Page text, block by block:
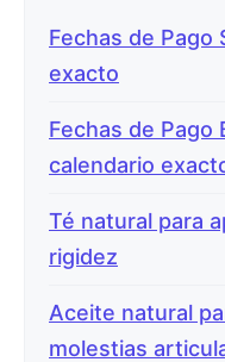
Fechas de Pago
exacto
Fechas de Pago
calendario
Té natural para
rigidez
Aceite natural
molestias